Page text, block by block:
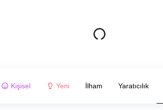
Kişisel Yeni İlham Yaratıcılık